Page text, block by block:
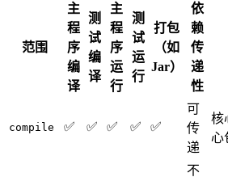
范围
主
程
序
编
译
测
试
编
译
主
程
序
运
行
测
试
运
行
打包
（如
Jar）
依
赖
传
递
性
compile ✅ ✅ ✅ ✅ ✅
可
传
递
核
心
不